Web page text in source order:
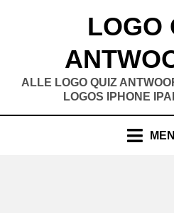
LOGO
ALLE LOGO QUIZ
LOGOS IPHONE